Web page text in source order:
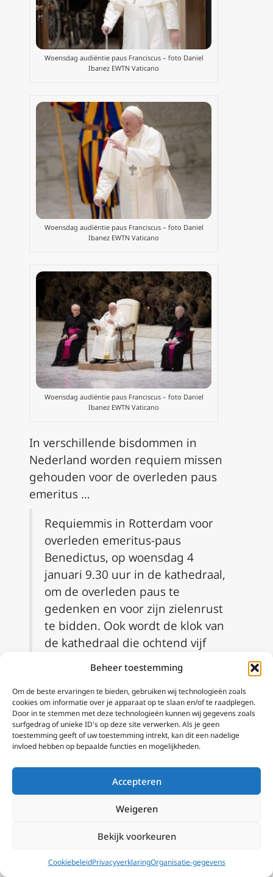
Beheer toestemming
Om de beste ervaringen te bieden, gebruiken wij technologieën zoals
cookies om informatie over je apparaat op te slaan en/of te raadplegen.
Door in te stemmen met deze technologieën kunnen wij gegevens zoals
surfgedrag of unieke ID's op deze site verwerken. Als je geen
toestemming geeft of uw toestemming intrekt, kan dit een nadelige
invloed hebben op bepaalde functies en mogelijkheden.
Accepteren
Weigeren
Bekijk voorkeuren
CookiebeleidPrivacyverklaringOrganisatie-gegevens
Woensdag audiëntie paus Franciscus – foto Daniel
Ibanez EWTN Vaticano
Woensdag audiëntie paus Franciscus – foto Daniel
Ibanez EWTN Vaticano
Woensdag audiëntie paus Franciscus – foto Daniel
Ibanez EWTN Vaticano
In verschillende bisdommen in
Nederland worden requiem missen
gehouden voor de overleden paus
emeritus …
Requiemmis in Rotterdam voor
overleden emeritus-paus
Benedictus, op woensdag 4
januari 9.30 uur in de kathedraal,
om de overleden paus te
gedenken en voor zijn zielenrust
te bidden. Ook wordt de klok van
de kathedraal die ochtend vijf
minuten lang geluid.
https://t.co/G92G1F7knf
pic.twitter.com/77wBd25OB9
— Bisdom Rotterdam
(@bisdomrotterdam)January 2,
2023
We herdenken emeritus paus
Benedictus XVI in een
. Voor meer informatie
zie:https://t.co/3kPvlX36xP